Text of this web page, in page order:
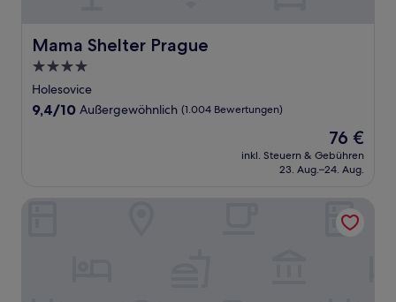
Mama Shelter Prague
Mama Shelter Prague
4.0-
Sterne-
Unterkunft
Holesovice
9.4
9,4/10 Außergewöhnlich (1.004 Bewertungen)
Der
Preis
beträgt
76 €
inkl. Steuern & Gebühren
23. Aug.–24. Aug.